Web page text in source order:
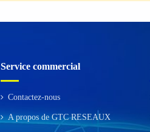
Service commercial
Contactez-nous
A propos de GTC RESEAUX